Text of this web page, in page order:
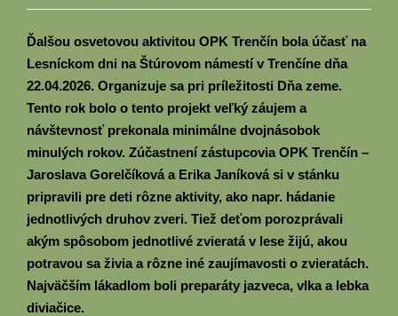
Ďalšou osvetovou aktivitou OPK Trenčín bola účasť na
Lesníckom dni na Štúrovom námestí v Trenčíne dňa
22.04.2026. Organizuje sa pri príležitosti Dňa zeme.
Tento rok bolo o tento projekt veľký záujem a
návštevnosť prekonala minimálne dvojnásobok
minulých rokov. Zúčastnení zástupcovia OPK Trenčín –
Jaroslava Gorelčíková a Erika Janíková si v stánku
pripravili pre deti rôzne aktivity, ako napr. hádanie
jednotlivých druhov zveri. Tiež deťom porozprávali
akým spôsobom jednotlivé zvieratá v lese žijú, akou
potravou sa živia a rôzne iné zaujímavosti o zvieratách.
Najväčším lákadlom boli preparáty jazveca, vlka a lebka
diviačice.